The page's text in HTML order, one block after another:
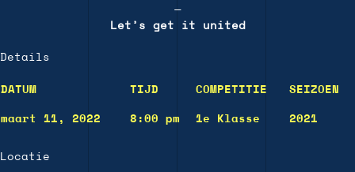
—
Let’s get it united
Details
DATUM TIJD COMPETITIE SEIZOEN
maart 11, 2022 8:00 pm 1e Klasse 2021
Locatie